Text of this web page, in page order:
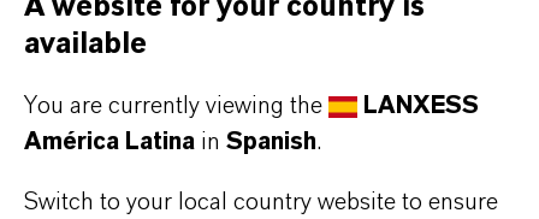
productos. Al seleccionar una opción de los menús
desplegables, aparecerán los enlaces de descarga.
A website for your country is
available
You are currently viewing the
LANXESS
América Latina in Spanish.
Switch to your local country website to ensure